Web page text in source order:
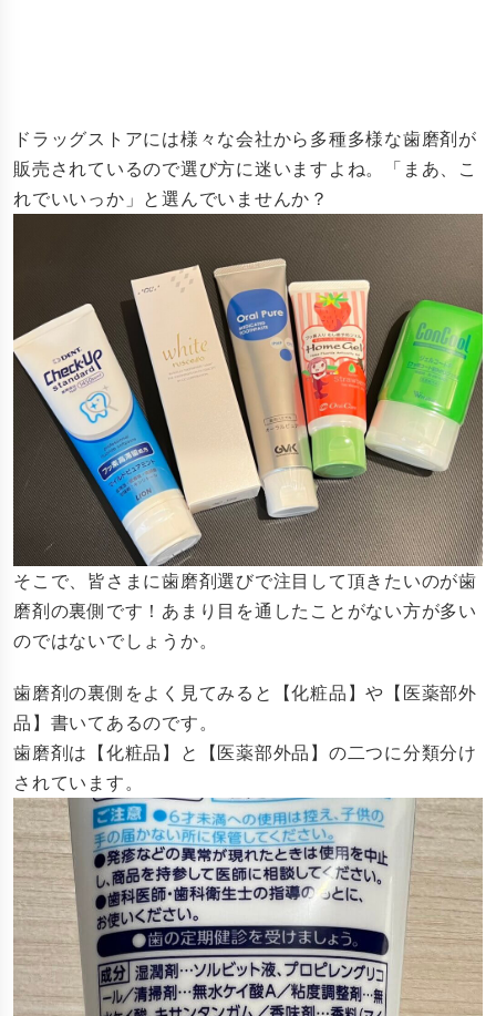
ドラッグストアには様々な会社から多種多様な歯磨剤が
販売されているので選び方に迷いますよね。「まあ、こ
れでいいっか」と選んでいませんか？
そこで、皆さまに歯磨剤選びで注目して頂きたいのが歯
磨剤の裏側です！あまり目を通したことがない方が多い
のではないでしょうか。
歯磨剤の裏側をよく見てみると【化粧品】や【医薬部外
品】書いてあるのです。
歯磨剤は【化粧品】と【医薬部外品】の二つに分類分け
されています。